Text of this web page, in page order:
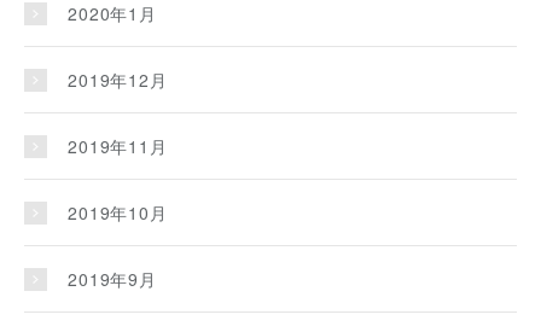
2020年1月
2019年12月
2019年11月
2019年10月
2019年9月